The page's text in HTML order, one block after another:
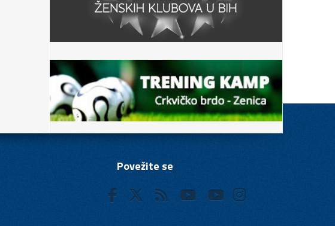
Povežite se